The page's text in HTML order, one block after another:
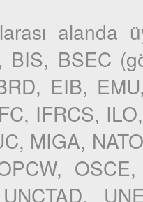
alanda
BIS, BSEC
EIB,
IFRCS,
MIGA,